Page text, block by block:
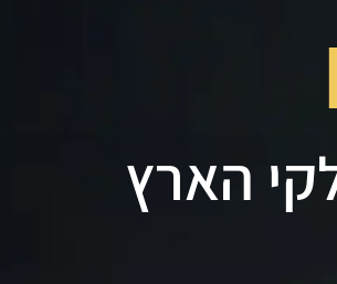
הארץ